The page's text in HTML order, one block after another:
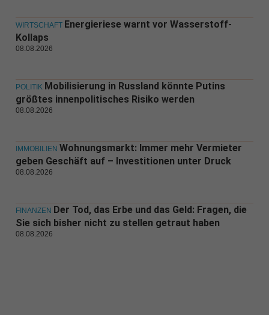
WIRTSCHAFT Energieriese warnt vor Wasserstoff-
Kollaps
08.08.2026
POLITIK Mobilisierung in Russland könnte Putins
größtes innenpolitisches Risiko werden
08.08.2026
IMMOBILIEN Wohnungsmarkt: Immer mehr Vermieter
geben Geschäft auf – Investitionen unter Druck
08.08.2026
FINANZEN Der Tod, das Erbe und das Geld: Fragen, die
Sie sich bisher nicht zu stellen getraut haben
08.08.2026